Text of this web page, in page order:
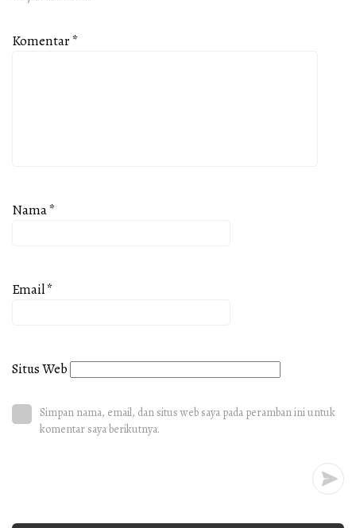
Komentar*
Nama*
Email*
Situs Web
Simpan nama, email, dan situs web saya pada peramban ini untuk
komentar saya berikutnya.